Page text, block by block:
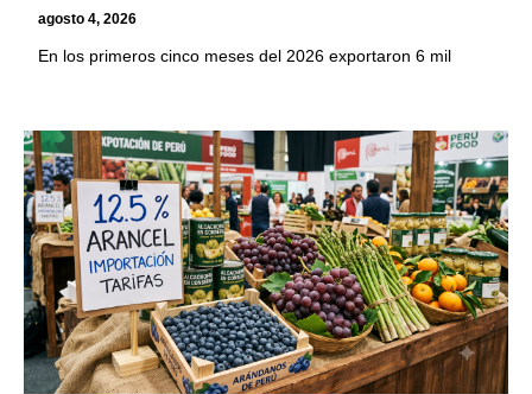
agosto 4, 2026
En los primeros cinco meses del 2026 exportaron 6 mil